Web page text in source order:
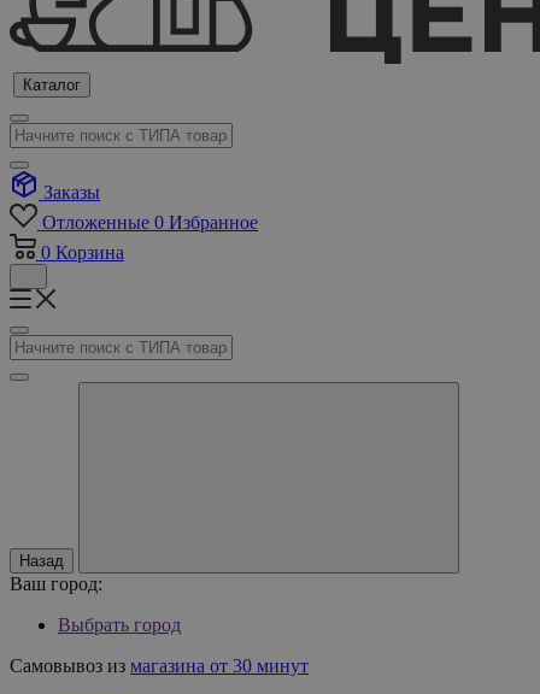
Каталог
Заказы
Отложенные 0 Избранное
0 Корзина
Назад
Ваш город:
Выбрать город
Самовывоз из магазина от 30 минут